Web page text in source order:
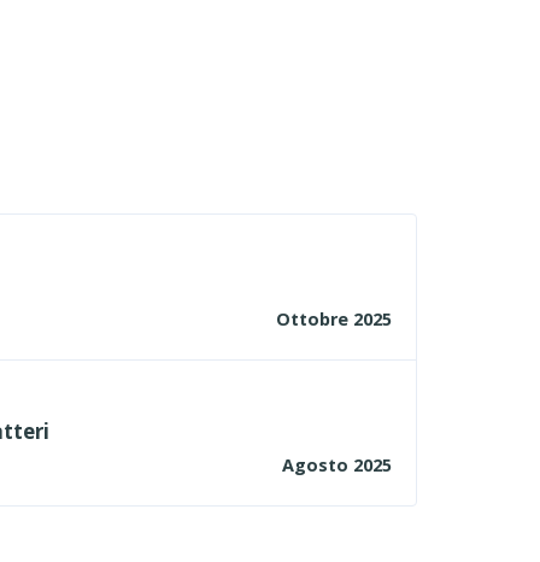
Ottobre 2025
Agosto 2025